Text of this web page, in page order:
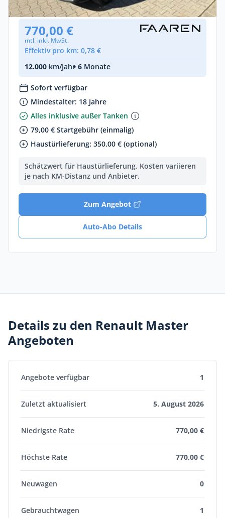
Gebraucht(72.000 km) • EZ: 01/2022
770,00 €
mtl. inkl. MwSt.
Effektiv pro km: 0,78 €
12.000 km/Jahr• 6 Monate
Sofort verfügbar
Mindestalter: 18 Jahre
Alles inklusive außer Tanken
79,00 € Startgebühr (einmalig)
Haustürlieferung: 350,00 € (optional)
Schätzwert für Haustürlieferung. Kosten variieren
je nach KM-Distanz und Anbieter.
Zum Angebot
Auto-Abo Details
Details zu den Renault Master
Angeboten
Angebote verfügbar 1
Zuletzt aktualisiert 5. August 2026
Niedrigste Rate 770,00 €
Höchste Rate 770,00 €
Neuwagen 0
Gebrauchtwagen 1